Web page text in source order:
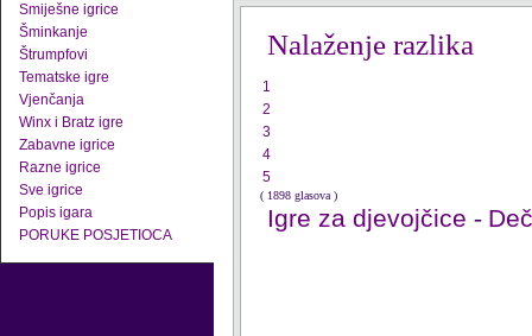
Smiješne igrice
Šminkanje
Štrumpfovi
Tematske igre
Vjenčanja
Winx i Bratz igre
Zabavne igrice
Razne igrice
Sve igrice
Popis igara
PORUKE POSJETIOCA
Nalaženje razlika
1
2
3
4
5
( 1898 glasova )
Igre za djevojčice -